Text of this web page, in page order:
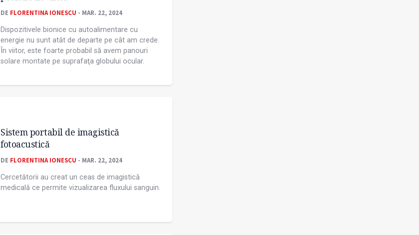
DE FLORENTINA IONESCU - MAR. 22, 2024
Dispozitivele bionice cu autoalimentare cu
energie nu sunt atât de departe pe cât am crede.
În viitor, este foarte probabil să avem panouri
solare montate pe suprafaţa globului ocular.
Sistem portabil de imagistică
fotoacustică
DE FLORENTINA IONESCU - MAR. 22, 2024
Cercetătorii au creat un ceas de imagistică
medicală ce permite vizualizarea fluxului sanguin.